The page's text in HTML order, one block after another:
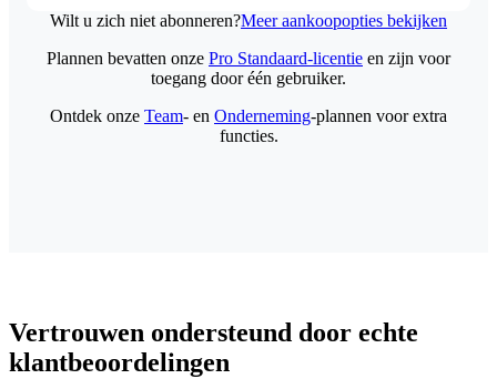
Wilt u zich niet abonneren?Meer aankoopopties bekijken
Plannen bevatten onze Pro Standaard-licentie en zijn voor
toegang door één gebruiker.
Ontdek onze Team- en Onderneming-plannen voor extra
functies.
Vertrouwen ondersteund door echte
klantbeoordelingen